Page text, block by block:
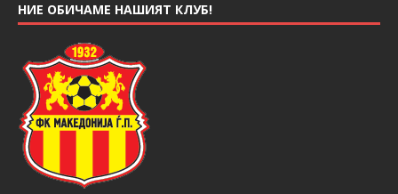
НИЕ ОБИЧАМЕ НАШИЯТ КЛУБ!